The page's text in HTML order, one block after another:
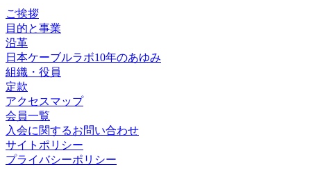
ご挨拶
目的と事業
沿革
日本ケーブルラボ10年のあゆみ
組織・役員
定款
アクセスマップ
会員一覧
入会に関するお問い合わせ
サイトポリシー
プライバシーポリシー